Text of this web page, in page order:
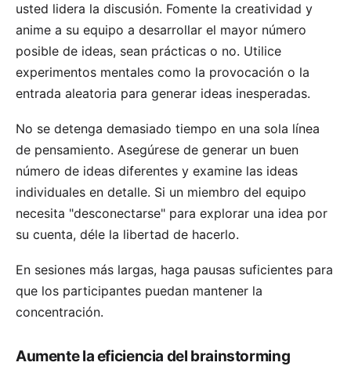
usted lidera la discusión. Fomente la creatividad y
anime a su equipo a desarrollar el mayor número
posible de ideas, sean prácticas o no. Utilice
experimentos mentales como la provocación o la
entrada aleatoria para generar ideas inesperadas.
No se detenga demasiado tiempo en una sola línea
de pensamiento. Asegúrese de generar un buen
número de ideas diferentes y examine las ideas
individuales en detalle. Si un miembro del equipo
necesita "desconectarse" para explorar una idea por
su cuenta, déle la libertad de hacerlo.
En sesiones más largas, haga pausas suficientes para
que los participantes puedan mantener la
concentración.
Aumente la eficiencia del brainstorming